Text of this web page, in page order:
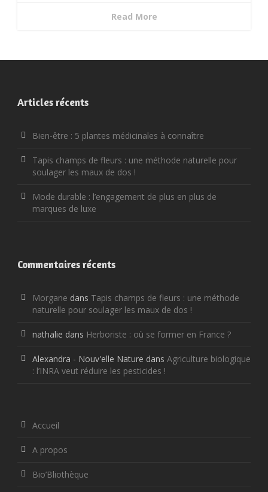
Read More
Articles récents
Bien-être : 5 plantes médicinales à connaître
Tapis champs de fleurs : une méthode naturelle pour
soulager les maux de dos !
Mode durable : l’engagement de plus en plus de
marques de luxe
Commentaires récents
Morgane dans Tapis champs de fleurs : une méthode
naturelle pour soulager les maux de dos !
nathalie dans Herboriste : où se former en France ?
Alexandra - Nouv'elle Nature dans Agriculture biologique
: l’INRA veut réduire les pesticides !
Accueil
A propos
Bio’Bliothèque